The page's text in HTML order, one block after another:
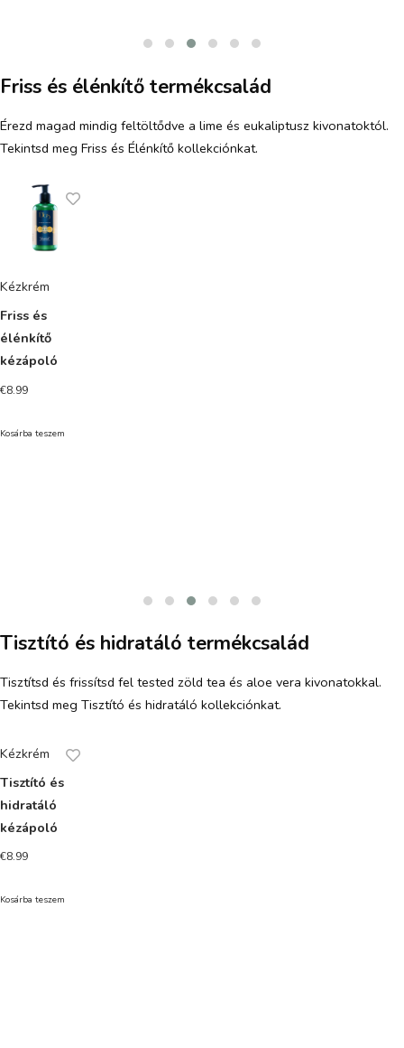
Friss és élénkítő termékcsalád
Érezd magad mindig feltöltődve a lime és eukaliptusz kivonatoktól.
Tekintsd meg Friss és Élénkítő kollekciónkat.
Kézkrém
Friss és
élénkítő
kézápoló
€8.99
Kosárba teszem
Tisztító és hidratáló termékcsalád
Tisztítsd és frissítsd fel tested zöld tea és aloe vera kivonatokkal.
Tekintsd meg Tisztító és hidratáló kollekciónkat.
Kézkrém
Tisztító és
hidratáló
kézápoló
€8.99
Kosárba teszem